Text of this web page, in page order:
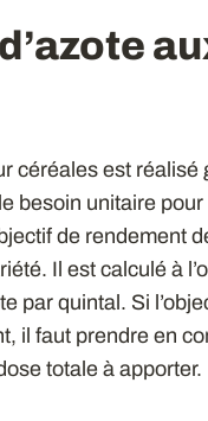
céréales est réalisé
besoin unitaire
de rendement
Il est calculé à
par quintal. Si
il faut prendre en
totale à apporter.